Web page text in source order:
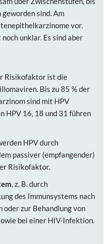
sind. Am
vor.
unklar. Es sind aber
Risikofaktor ist die
Bis zu 85 % der
sind mit HPV
HPV 16, 18 und 31 führen
HPV durch
passiver (empfangender)
Risikofaktor.
, z. B. durch
des Immunsystems nach
zur Behandlung von
bei einer HIV-Infektion.